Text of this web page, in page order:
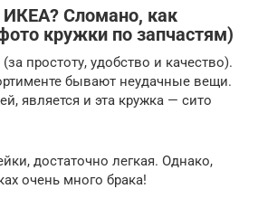
Сломано, как
кружки по запчастям)
простоту, удобство и качество).
бывают неудачные вещи.
является и эта кружка — сито
достаточно легкая. Однако,
очень много брака!